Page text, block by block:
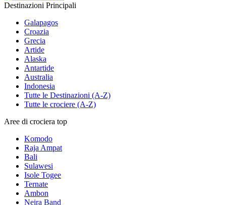
Destinazioni Principali
Galapagos
Croazia
Grecia
Artide
Alaska
Antartide
Australia
Indonesia
Tutte le Destinazioni (A-Z)
Tutte le crociere (A-Z)
Aree di crociera top
Komodo
Raja Ampat
Bali
Sulawesi
Isole Togee
Ternate
Ambon
Neira Band